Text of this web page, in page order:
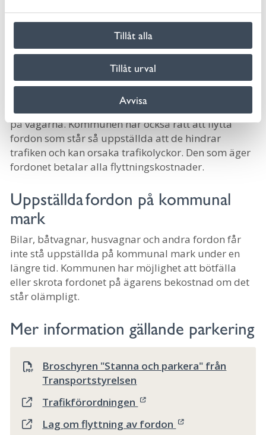
Tillåt alla
Tillåt urval
Avvisa
farliga vätskor/ämnen är ett miljöbrott och brott
mot miljöbalkens regler. Hanteringen kan ta olika
lång tid beroende på om fordonet står på allmän
eller privat mark. Att överge sin bil är ett miljöbrott.
Polismyndigheten, Trafikverket och kommunen har
rätt att flytta fordonsvrak och fordon som
förhindrar renhållning, snöröjning och annat arbete
på vägarna. Kommunen har också rätt att flytta
fordon som står så uppställda att de hindrar
trafiken och kan orsaka trafikolyckor. Den som äger
fordonet betalar alla flyttningskostnader.
Uppställda fordon på kommunal
mark
Bilar, båtvagnar, husvagnar och andra fordon får
inte stå uppställda på kommunal mark under en
längre tid. Kommunen har möjlighet att bötfälla
eller skrota fordonet på ägarens bekostnad om det
står olämpligt.
Mer information gällande parkering
Broschyren "Stanna och parkera" från
Transportstyrelsen
Trafikförordningen
Lag om flyttning av fordon